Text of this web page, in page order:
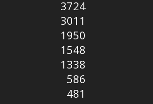
3724
3011
1950
1548
1338
586
481